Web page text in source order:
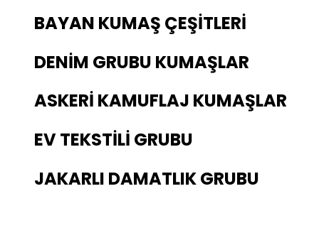
BAYAN KUMAŞ ÇEŞİTLERİ
DENİM GRUBU KUMAŞLAR
ASKERİ KAMUFLAJ KUMAŞLAR
EV TEKSTİLİ GRUBU
JAKARLI DAMATLIK GRUBU